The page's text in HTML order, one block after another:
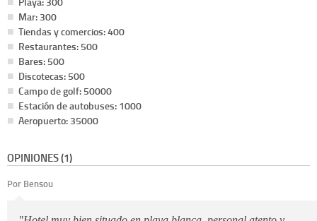
Mar: 300
Tiendas y comercios: 400
Restaurantes: 500
Bares: 500
Discotecas: 500
Campo de golf: 50000
Estación de autobuses: 1000
Aeropuerto: 35000
OPINIONES (1)
Por Bensou